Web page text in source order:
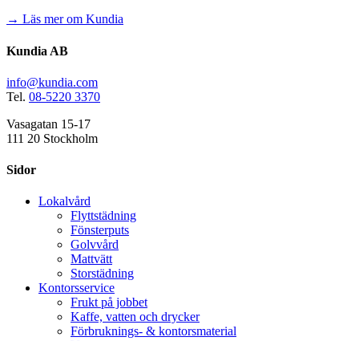
→ Läs mer om Kundia
Kundia AB
info@kundia.com
Tel. 08-5220 3370
Vasagatan 15-17
111 20 Stockholm
Sidor
Lokalvård
Flyttstädning
Fönsterputs
Golvvård
Mattvätt
Storstädning
Kontorsservice
Frukt på jobbet
Kaffe, vatten och drycker
Förbruknings- & kontorsmaterial